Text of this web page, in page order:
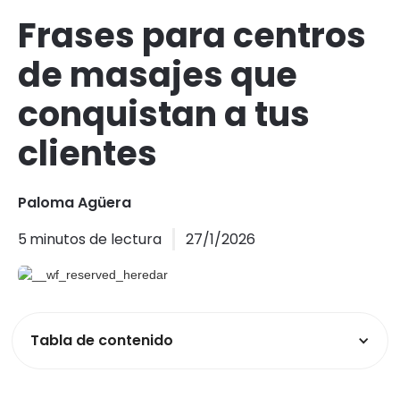
Frases para centros
de masajes que
conquistan a tus
clientes
Paloma Agüera
5 minutos de lectura 27/1/2026
Tabla de contenido